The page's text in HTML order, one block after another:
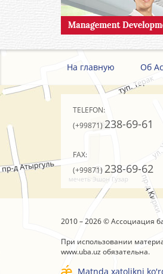
На главную Об
TELEFON:
(+99871)238-69-61
FAX:
(+99871) 238-69-62
2010 – 2026 © Ассоциация
При использовании
www.uba.uz обязательна.
Matnda xatolikni